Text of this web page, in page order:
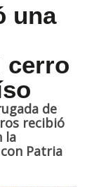
una
cerro
de
recibió
la
Patria